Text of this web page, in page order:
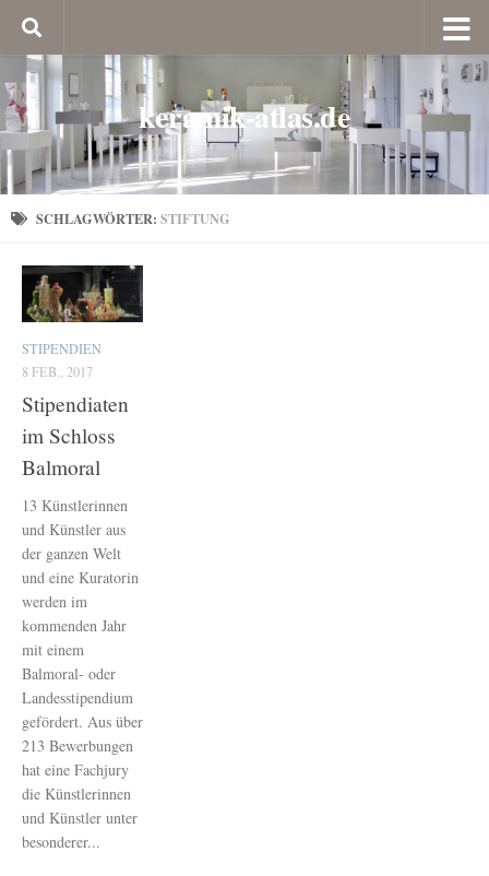
keramik-atlas.de
SCHLAGWÖRTER: STIFTUNG
STIPENDIEN
8 FEB., 2017
Stipendiaten
im Schloss
Balmoral
13 Künstlerinnen
und Künstler aus
der ganzen Welt
und eine Kuratorin
werden im
kommenden Jahr
mit einem
Balmoral- oder
Landesstipendium
gefördert. Aus über
213 Bewerbungen
hat eine Fachjury
die Künstlerinnen
und Künstler unter
besonderer...